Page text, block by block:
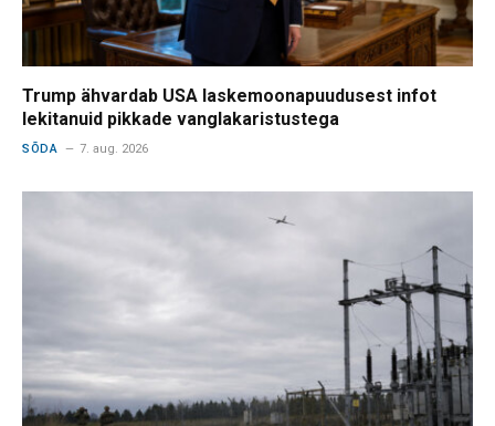
Trump ähvardab USA laskemoonapuudusest infot
lekitanuid pikkade vanglakaristustega
SÕDA 7. aug. 2026